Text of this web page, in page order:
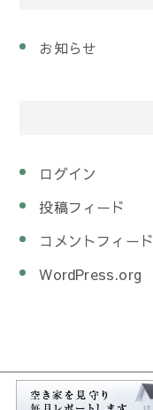
お知らせ
ログイン
投稿フィード
コメントフィード
WordPress.org